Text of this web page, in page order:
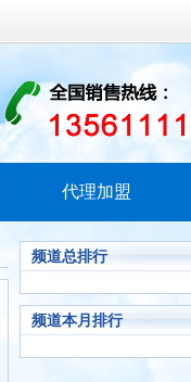
代理加盟
频道总排行
频道本月排行